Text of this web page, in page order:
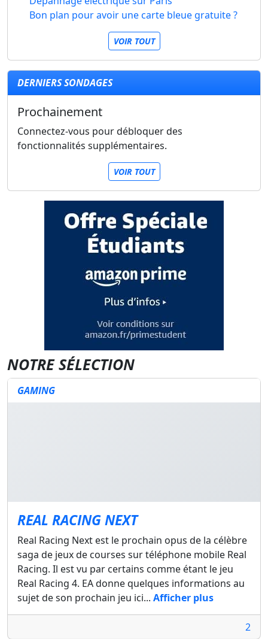
Bon plan pour avoir une carte bleue gratuite ?
VOIR TOUT
DERNIERS SONDAGES
Prochainement
Connectez-vous pour débloquer des
fonctionnalités supplémentaires.
VOIR TOUT
NOTRE SÉLECTION
GAMING
REAL RACING NEXT
Real Racing Next est le prochain opus de la célèbre
saga de jeux de courses sur téléphone mobile Real
Racing. Il est vu par certains comme étant le jeu
Real Racing 4. EA donne quelques informations au
sujet de son prochain jeu ici... Afficher plus
2